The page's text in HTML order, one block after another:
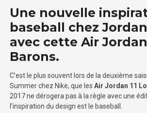
Une nouvelle
baseball chez
avec cette Air Jordan
Barons.
C’est le plus souvent lors de la deuxième
Summer chez Nike, que les Air Jordan 11
2017 ne dérogera pas à la règle avec une
l’inspiration du design est le baseball.